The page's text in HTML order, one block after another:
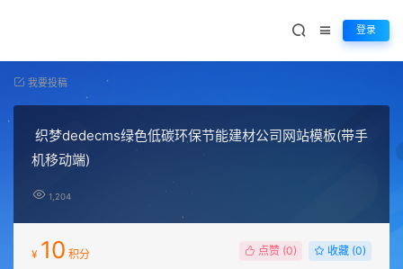
登录
我要投稿
织梦dedecms绿色低碳环保节能建材公司网站模板(带手
机移动端)
1,204
¥ 10 积分 点赞 (0) 收藏 (0)